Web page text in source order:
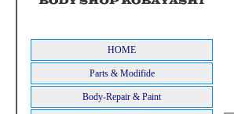
HOME
Parts & Modifide
Body-Repair & Paint